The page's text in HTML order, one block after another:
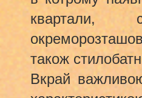
квартали,
також
Вкрай